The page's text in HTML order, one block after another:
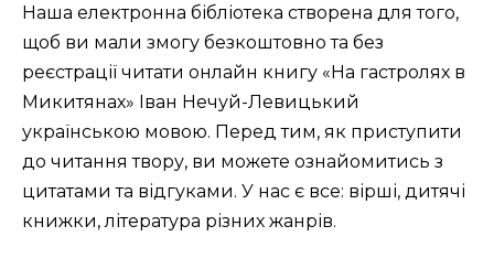
Наша електронна бібліотека створена для того,
щоб ви мали змогу безкоштовно та без
реєстрації читати онлайн книгу «На гастролях в
Микитянах» Іван Нечуй-Левицький
українською мовою. Перед тим, як приступити
до читання твору, ви можете ознайомитись з
цитатами та відгуками. У нас є все: вірші, дитячі
книжки, література різних жанрів.